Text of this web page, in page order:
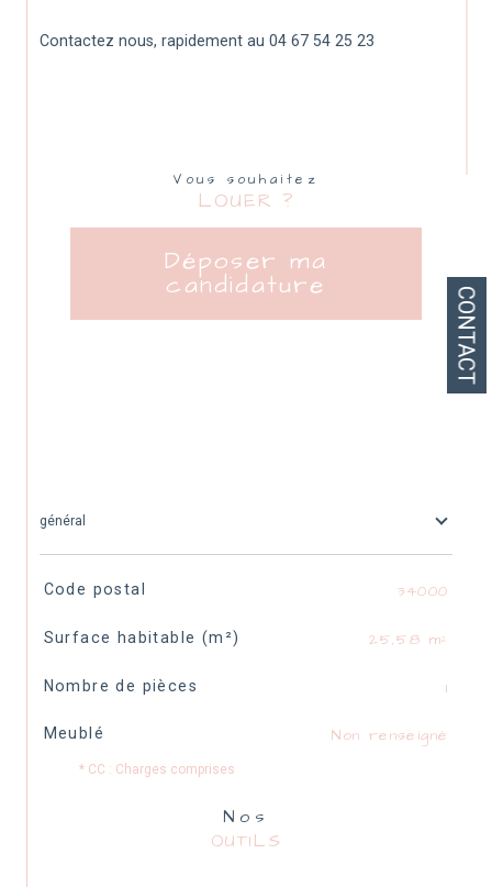
CONTACT
Contactez nous, rapidement au 04 67 54 25 23
Vous souhaitez
LOUER ?
Déposer ma
candidature
général
TRAD_SIROCCO_Caracteristique
Code postal 34000
Surface habitable (m²) 25,58 m²
Nombre de pièces 1
Meublé Non renseigné
* CC : Charges comprises
Nos
OUTILS